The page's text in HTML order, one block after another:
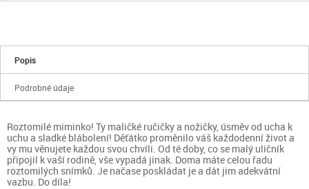
Popis
Podrobné údaje
Roztomilé miminko! Ty maličké ručičky a nožičky, úsměv od ucha k
uchu a sladké blábolení! Děťátko proměnilo váš každodenní život a
vy mu věnujete každou svou chvíli. Od té doby, co se malý uličník
připojil k vaší rodině, vše vypadá jinak. Doma máte celou řadu
roztomilých snímků. Je načase poskládat je a dát jim adekvátní
vazbu. Do díla!